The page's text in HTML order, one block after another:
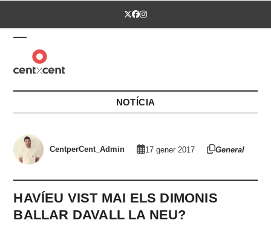
Twitter
Facebook
Instagram
Open
mobile
menu
Close
mobile
menu
NOTÍCIA
CentperCent_Admin 17 gener 2017 General
HAVÍEU VIST MAI ELS DIMONIS
BALLAR DAVALL LA NEU?